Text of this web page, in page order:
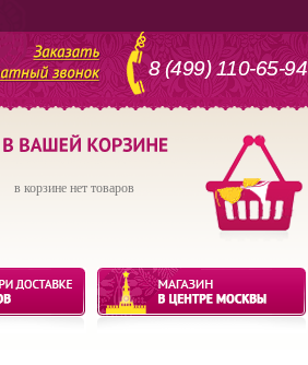
в корзине нет товаров
8 (499) 110-65-94